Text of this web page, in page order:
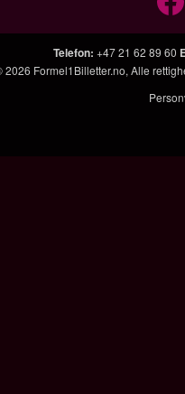
Telefon: +47 21 62 89 60
2026 Formel1Billetter.no, Alle